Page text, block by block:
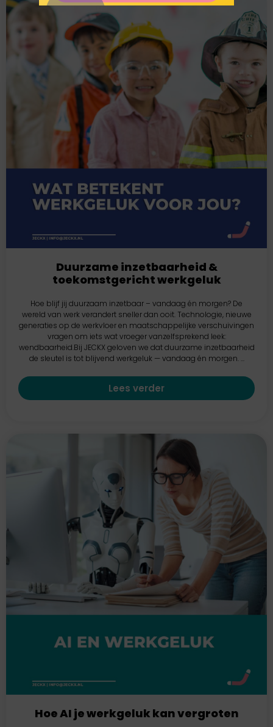
Duurzame inzetbaarheid &
toekomstgericht werkgeluk
Hoe blijf jij duurzaam inzetbaar – vandaag én morgen? De
wereld van werk verandert sneller dan ooit. Technologie, nieuwe
generaties op de werkvloer en maatschappelijke verschuivingen
vragen om iets wat vroeger vanzelfsprekend leek:
wendbaarheid.Bij JECKX geloven we dat duurzame inzetbaarheid
de sleutel is tot blijvend werkgeluk — vandaag én morgen. ...
Lees verder
Hoe AI je werkgeluk kan vergroten